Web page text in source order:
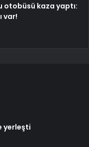
otobüsü kaza yaptı:
var!
yerleşti